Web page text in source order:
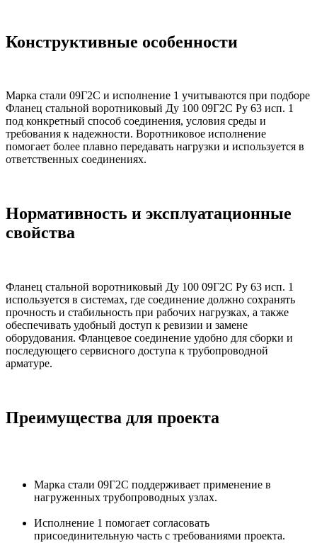
Конструктивные особенности
Марка стали 09Г2С и исполнение 1 учитываются при подборе
Фланец стальной воротниковый Ду 100 09Г2С Ру 63 исп. 1
под конкретный способ соединения, условия среды и
требования к надежности. Воротниковое исполнение
помогает более плавно передавать нагрузки и используется в
ответственных соединениях.
Нормативность и эксплуатационные
свойства
Фланец стальной воротниковый Ду 100 09Г2С Ру 63 исп. 1
используется в системах, где соединение должно сохранять
прочность и стабильность при рабочих нагрузках, а также
обеспечивать удобный доступ к ревизии и замене
оборудования. Фланцевое соединение удобно для сборки и
последующего сервисного доступа к трубопроводной
арматуре.
Преимущества для проекта
Марка стали 09Г2С поддерживает применение в
нагруженных трубопроводных узлах.
Исполнение 1 помогает согласовать
присоединительную часть с требованиями проекта.